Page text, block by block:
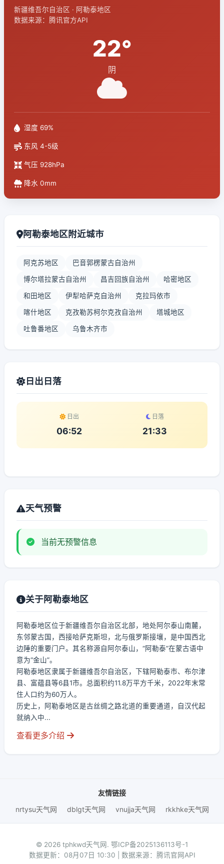
新疆维吾尔自治区 · 阿勒泰地区
数据来源：腾讯官方API
22°
阴
湿度 69%
东风 4-5级
气压 928hPa
降水 0mm
阿勒泰地区附近城市
阿克苏地区 巴音郭楞蒙古自治州
博尔塔拉蒙古自治州 昌吉回族自治州 哈密地区
和田地区 伊犁哈萨克自治州 克拉玛依市
喀什地区 克孜勒苏柯尔克孜自治州 塔城地区
吐鲁番地区 乌鲁木齐市
日出日落
日出
06:52
日落
21:33
天气预警
当前无预警信息
关于阿勒泰地区
阿勒泰地区位于新疆维吾尔自治区北部，地处阿尔泰山南麓，
东邻蒙古国，西接哈萨克斯坦，北与俄罗斯接壤，是中国西北
边陲的重要门户。其名称源自阿尔泰山，“阿勒泰”在蒙古语中
意为“金山”。
阿勒泰地区隶属于新疆维吾尔自治区，下辖阿勒泰市、布尔津
县、富蕴县等6县1市。总面积约11.8万平方千米，2022年末常
住人口约为60万人。
历史上，阿勒泰地区是古丝绸之路北道的重要通道，自汉代起
就纳入中...
查看更多介绍
友情链接
nrtysu天气网
dblgt天气网 vnujja天气网 rkkhke天气网
© 2026 tphkwd天气网. 鄂ICP备2025136113号-1
数据更新：08月07日 10:30 | 数据来源：腾讯官网API